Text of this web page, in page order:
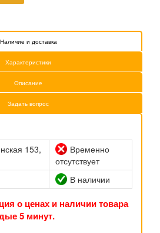
Наличие и доставка
Характеристики
Описание
Задать вопрос
153,
Временно
отсутствует
В наличии
о ценах и наличии товара
5 минут.